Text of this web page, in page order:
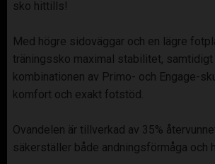
sko hittills!
Med högre sidoväggar och en lägre
träningssko maximal stabilitet, samtidigt
kombinationen av Primo- och Engage-
komfort och exakt fotstöd.
Ovandelen är tillverkad av 35%
säkerställer både andningsförmåga och